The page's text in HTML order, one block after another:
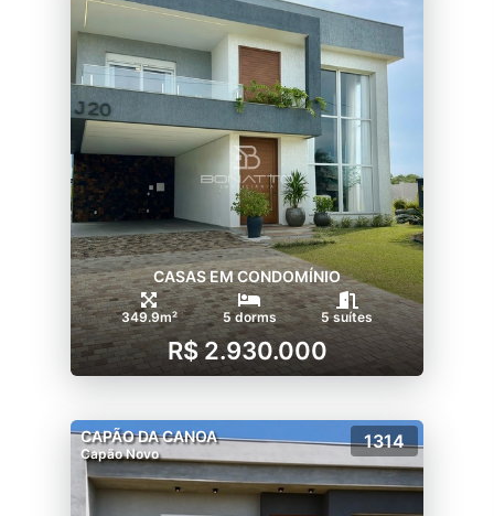
CASAS EM CONDOMÍNIO
349.9m² 5 dorms 5 suítes
R$ 2.930.000
CAPÃO DA CANOA
Capão Novo
1314